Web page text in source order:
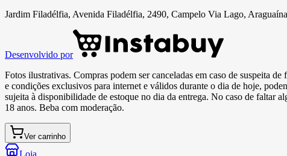
Jardim Filadélfia, Avenida Filadélfia, 2490, Campelo Via Lago,
Desenvolvido por
Fotos ilustrativas. Compras podem ser canceladas em caso de suspeita
e condições exclusivos para internet e válidos durante o dia de hoje,
sujeita à disponibilidade de estoque no dia da entrega. No caso de faltar
18 anos. Beba com moderação.
Ver carrinho
Loja